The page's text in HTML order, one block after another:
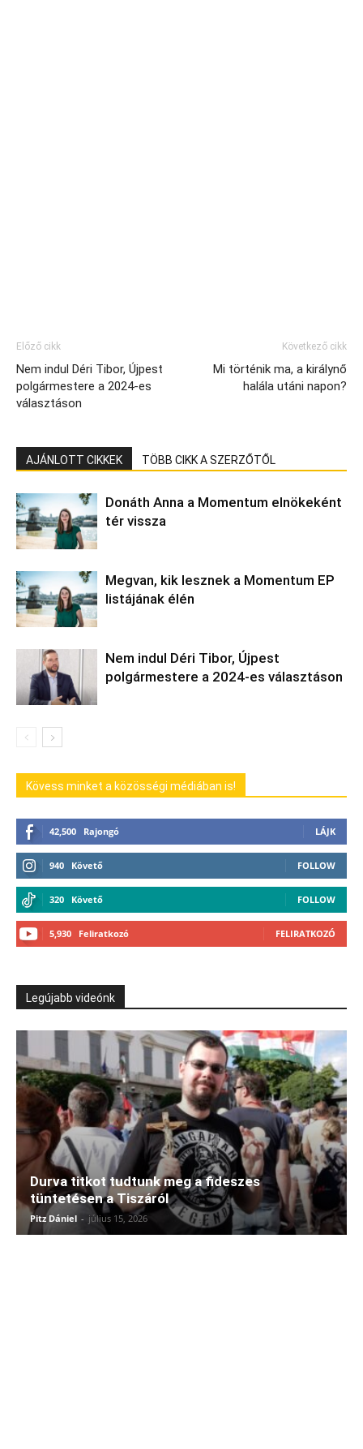
Előző cikk
Nem indul Déri Tibor, Újpest
polgármestere a 2024-es
választáson
Következő cikk
Mi történik ma, a királynő
halála utáni napon?
AJÁNLOTT CIKKEK TÖBB CIKK A SZERZŐTŐL
Donáth Anna a Momentum elnökeként
tér vissza
Megvan, kik lesznek a Momentum EP
listájának élén
Nem indul Déri Tibor, Újpest
polgármestere a 2024-es választáson
Kövess minket a közösségi médiában is!
42,500 Rajongó LÁJK
940 Követő FOLLOW
320 Követő FOLLOW
5,930 Feliratkozó FELIRATKOZÓ
Legújabb videónk
Durva titkot tudtunk meg a fideszes
tüntetésen a Tiszáról
Pitz Dániel - július 15, 2026